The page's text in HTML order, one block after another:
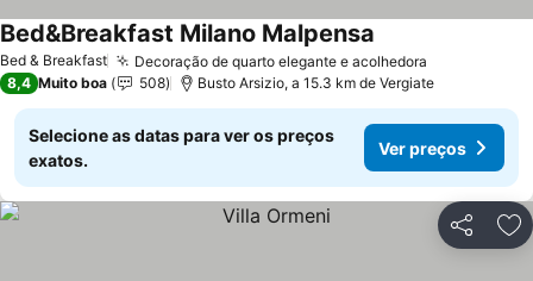
Bed & Breakfast Decoração de quarto elegante e acolhedora
Bed&Breakfast Milano Malpensa
8,4 Muito boa 508 Busto Arsizio, a 15.3 km de Vergiate
Selecione as datas para ver os preços
exatos.
Ver preços
Partilhar